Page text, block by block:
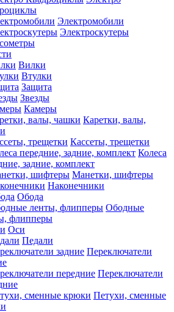
Электромобили
Электроскутеры
Вилки
Втулки
Защита
Звезды
Камеры
Каретки, валы,
Кассеты, трещетки
Колеса
задние, комплект
Манетки, шифтеры
Наконечники
Обода
Ободные
флипперы
Оси
Педали
Переключатели
Переключатели
Петухи, сменные